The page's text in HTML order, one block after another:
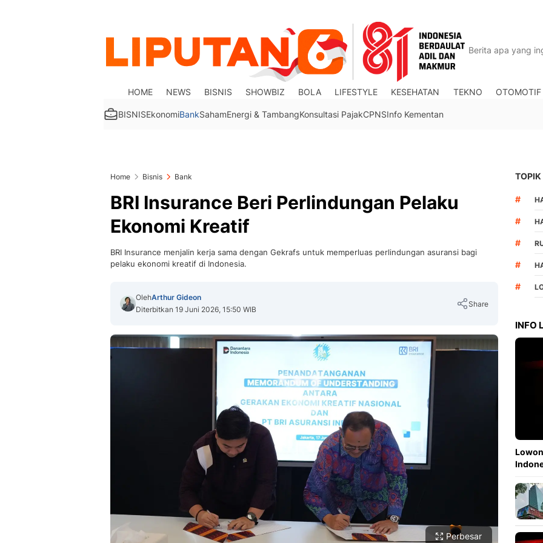
HOME NEWS BISNIS SHOWBIZ BOLA LIFESTYLE KESEHATAN TEKNO OTOMOTIF
BISNISEkonomiBankSahamEnergi & TambangKonsultasi PajakCPNSInfo Kementan
Home Bisnis Bank
BRI Insurance Beri Perlindungan Pelaku
Ekonomi Kreatif
BRI Insurance menjalin kerja sama dengan Gekrafs untuk memperluas perlindungan asuransi bagi
pelaku ekonomi kreatif di Indonesia.
OlehArthur Gideon
Diterbitkan 19 Juni 2026, 15:50 WIB
Share
Perbesar
TOPIK
#
#
#
#
#
INFO